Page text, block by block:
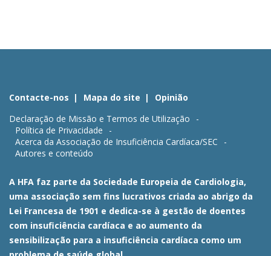
Contacte-nos Mapa do site
Opinião
Declaração de Missão e Termos de Utilização
Política de Privacidade
Acerca da Associação de Insuficiência Cardíaca/SEC
Autores e conteúdo
A HFA faz parte da Sociedade Europeia de Cardiologia,
uma associação sem fins lucrativos criada ao abrigo da
Lei Francesa de 1901 e dedica-se à gestão de doentes
com insuficiência cardíaca e ao aumento da
sensibilização para a insuficiência cardíaca como um